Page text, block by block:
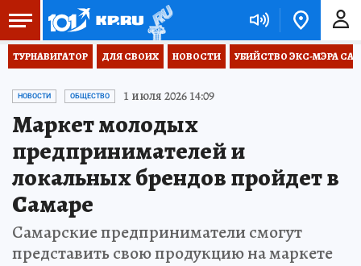
ТУРНАВИГАТОР ДЛЯ СВОИХ НОВОСТИ УБИЙСТВО ЭКС-МЭРА
НОВОСТИ ОБЩЕСТВО 1 июля 2026 14:09
Маркет молодых
предпринимателей и
локальных брендов пройдет в
Самаре
Самарские предприниматели смогут
представить свою продукцию на маркете